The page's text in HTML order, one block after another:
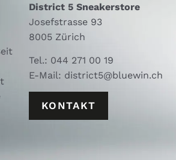
District 5 Sneakerstore
Josefstrasse 93
8005 Zürich
Tel.: 044 271 00 19
E-Mail: district5@bluewin.ch
KONTAKT